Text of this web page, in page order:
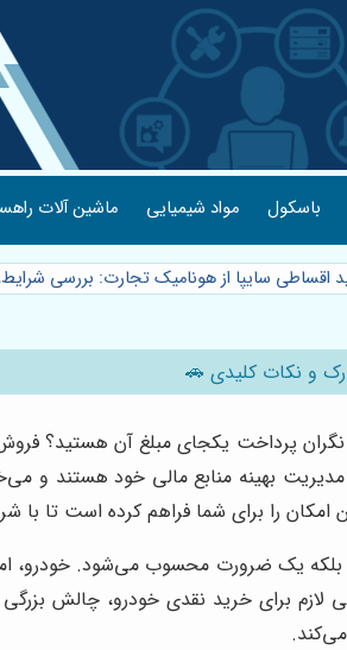
باسکول مواد شیمیایی ماشین آلات
اقساطی سایپا از هونامیک تجارت: بررسی
و نکات کلیدی 🚗
نگران پرداخت یکجای مبلغ آن هستید؟
مدیریت بهینه منابع مالی خود هستند
امکان را برای شما فراهم کرده است تا
بلکه یک ضرورت محسوب می‌شود. خودرو،
لازم برای خرید نقدی خودرو، چالش